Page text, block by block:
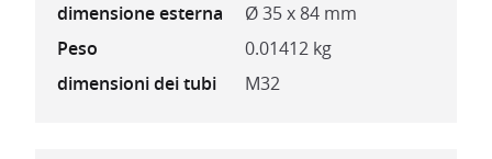
dimensione esterna
Ø 35 x 84 mm
Peso
0.01412 kg
dimensioni dei tubi
M32